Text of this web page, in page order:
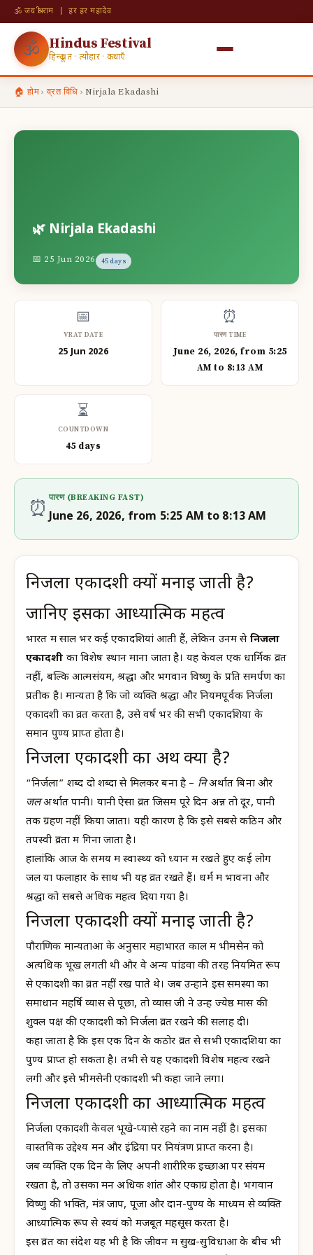
🕉 जय श्री राम | हर हर महादेव
🕉 Hindus Festival
हिन्दू व्रत · त्यौहार · कथाएँ
🏠 होम› व्रत विधि › Nirjala Ekadashi
🌿 Nirjala Ekadashi
📅 25 Jun 2026 45 days
📅
VRAT DATE
25 Jun 2026
⏰
पारण TIME
June 26, 2026, from 5:25
AM to 8:13 AM
⏳
COUNTDOWN
45 days
⏰ पारण (BREAKING FAST)
June 26, 2026, from 5:25 AM to 8:13 AM
निर्जला एकादशी क्यों मनाई जाती है?
जानिए इसका आध्यात्मिक महत्व
भारत में साल भर कई एकादशियां आती हैं, लेकिन उनमें से निर्जला
एकादशी का विशेष स्थान माना जाता है। यह केवल एक धार्मिक व्रत
नहीं, बल्कि आत्मसंयम, श्रद्धा और भगवान विष्णु के प्रति समर्पण का
प्रतीक है। मान्यता है कि जो व्यक्ति श्रद्धा और नियमपूर्वक निर्जला
एकादशी का व्रत करता है, उसे वर्ष भर की सभी एकादशियों के
समान पुण्य प्राप्त होता है।
निर्जला एकादशी का अर्थ क्या है?
“निर्जला” शब्द दो शब्दों से मिलकर बना है – निअर्थात बिना और
जलअर्थात पानी। यानी ऐसा व्रत जिसमें पूरे दिन अन्न तो दूर, पानी
तक ग्रहण नहीं किया जाता। यही कारण है कि इसे सबसे कठिन और
तपस्वी व्रतों में गिना जाता है।
हालांकि आज के समय में स्वास्थ्य को ध्यान में रखते हुए कई लोग
जल या फलाहार के साथ भी यह व्रत रखते हैं। धर्म में भावना और
श्रद्धा को सबसे अधिक महत्व दिया गया है।
निर्जला एकादशी क्यों मनाई जाती है?
पौराणिक मान्यताओं के अनुसार महाभारत काल में भीमसेन को
अत्यधिक भूख लगती थी और वे अन्य पांडवों की तरह नियमित रूप
से एकादशी का व्रत नहीं रख पाते थे। जब उन्होंने इस समस्या का
समाधान महर्षि व्यास से पूछा, तो व्यास जी ने उन्हें ज्येष्ठ मास की
शुक्ल पक्ष की एकादशी को निर्जला व्रत रखने की सलाह दी।
कहा जाता है कि इस एक दिन के कठोर व्रत से सभी एकादशियों का
पुण्य प्राप्त हो सकता है। तभी से यह एकादशी विशेष महत्व रखने
लगी और इसे भीमसेनी एकादशी भी कहा जाने लगा।
निर्जला एकादशी का आध्यात्मिक महत्व
निर्जला एकादशी केवल भूखे-प्यासे रहने का नाम नहीं है। इसका
वास्तविक उद्देश्य मन और इंद्रियों पर नियंत्रण प्राप्त करना है।
जब व्यक्ति एक दिन के लिए अपनी शारीरिक इच्छाओं पर संयम
रखता है, तो उसका मन अधिक शांत और एकाग्र होता है। भगवान
विष्णु की भक्ति, मंत्र जाप, पूजा और दान-पुण्य के माध्यम से व्यक्ति
आध्यात्मिक रूप से स्वयं को मजबूत महसूस करता है।
इस व्रत का संदेश यह भी है कि जीवन में सुख-सुविधाओं के बीच भी